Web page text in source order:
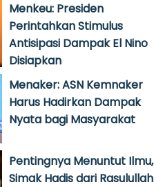
Menkeu: Presiden
Perintahkan Stimulus
Antisipasi Dampak El Nino
Disiapkan
Menaker: ASN Kemnaker
Harus Hadirkan Dampak
Nyata bagi Masyarakat
Pentingnya Menuntut Ilmu,
Simak Hadis dari Rasulullah